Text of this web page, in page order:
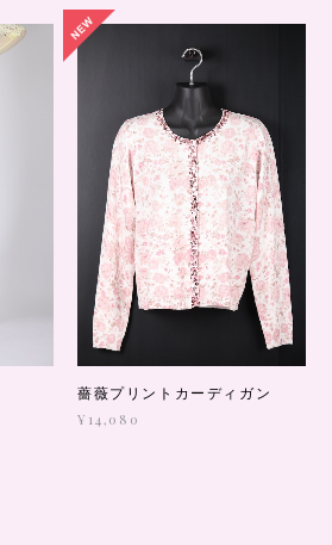
薔薇プリントカーディガン
¥14,080